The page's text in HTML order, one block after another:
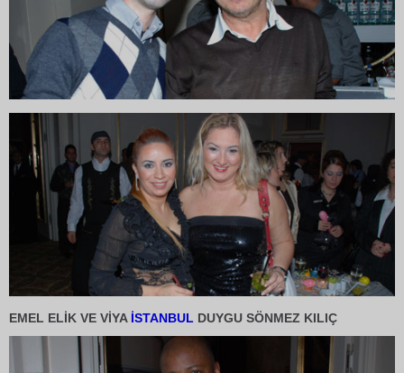
EMEL ELİK VE VİYA İSTANBUL DUYGU SÖNMEZ KILIÇ